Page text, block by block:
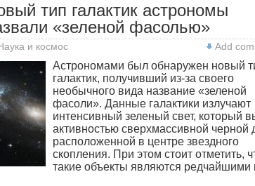
тип галактик астрономы
«зеленой фасолью»
и космос Add
Астрономами был обнаружен новый
галактик, получивший из-за своего
необычного вида название «зеленой
фасоли». Данные галактики излучают
интенсивный зеленый свет, который
активностью сверхмассивной черной
расположенной в центре звездного
скопления. При этом стоит отметить,
такие объекты являются редчайшими